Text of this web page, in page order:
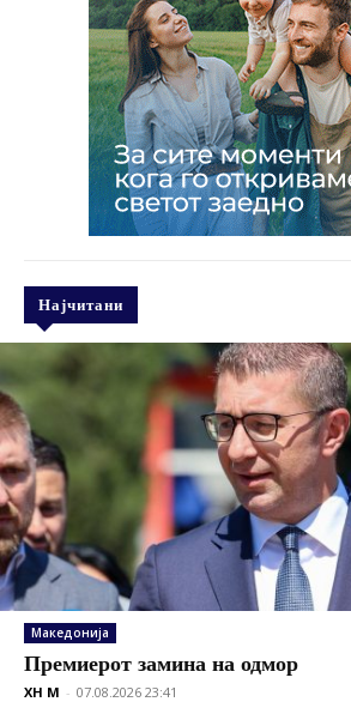
Најчитани
Македонија
Премиерот замина на одмор
XH M - 07.08.2026 23:41